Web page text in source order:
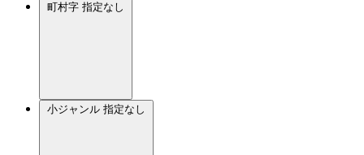
町村字 指定なし
小ジャンル 指定なし